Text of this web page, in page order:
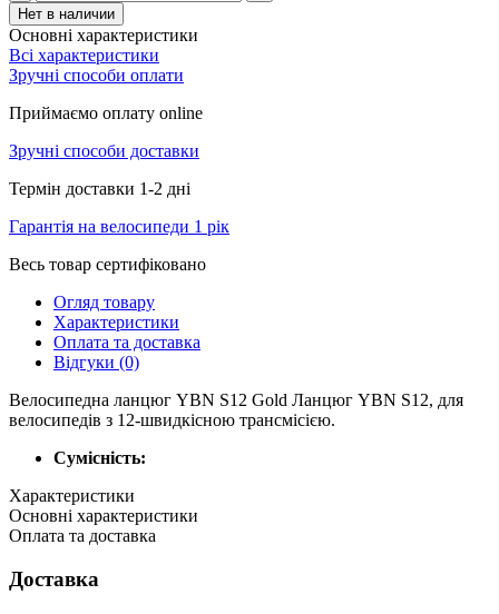
Нет в наличии
Основні характеристики
Всі характеристики
Зручні способи оплати
Приймаємо оплату online
Зручні способи доставки
Термін доставки 1-2 дні
Гарантія на велосипеди 1 рік
Весь товар сертифіковано
Огляд товару
Характеристики
Оплата та доставка
Відгуки (0)
Велосипедна ланцюг YBN S12 Gold Ланцюг YBN S12, для
велосипедів з 12-швидкісною трансмісією.
Сумісність:
Характеристики
Основні характеристики
Оплата та доставка
Доставка